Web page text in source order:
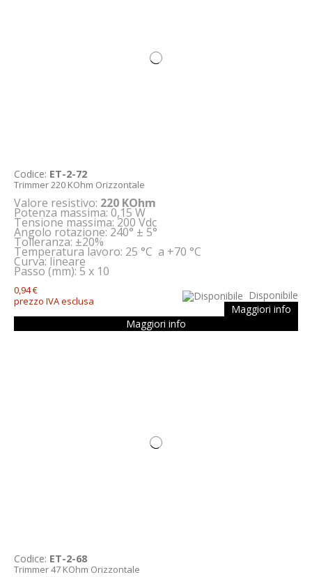
Codice: ET-2-72
Trimmer 220 KOhm Orizzontale
Valore resistivo: 220 KOhm
Potenza massima: 0,15 W
Tensione massima: 200 Vdc
Angolo rotazione: 240° ± 5°
Tolleranza: ±20%
Temperatura lavoro: 25 °C a +70 °C
Curva: lineare
Passo (mm): 5 x 10
0,94 €
prezzo IVA esclusa
Disponibile
Maggiori info
Maggiori info
Codice: ET-2-68
Trimmer 47 KOhm Orizzontale